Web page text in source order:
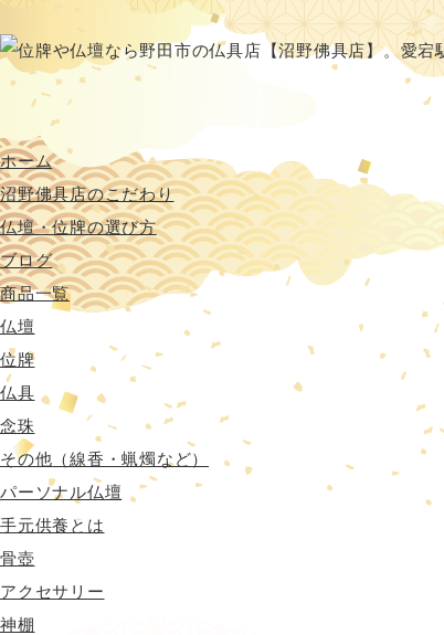
ホーム
沼野佛具店のこだわり
仏壇・位牌の選び方
ブログ
商品一覧
仏壇
位牌
仏具
念珠
その他（線香・蝋燭など）
パーソナル仏壇
手元供養とは
骨壺
アクセサリー
神棚